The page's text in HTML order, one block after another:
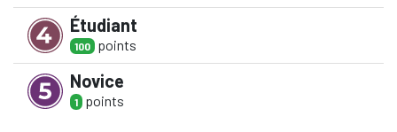
Étudiant
100 points
Novice
1 points